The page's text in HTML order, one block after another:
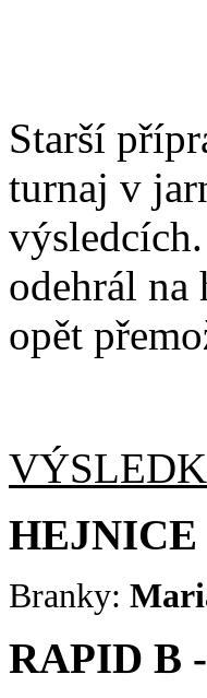
Starší
turnaj v
odehrál na
opět
Branky:
RAPID B